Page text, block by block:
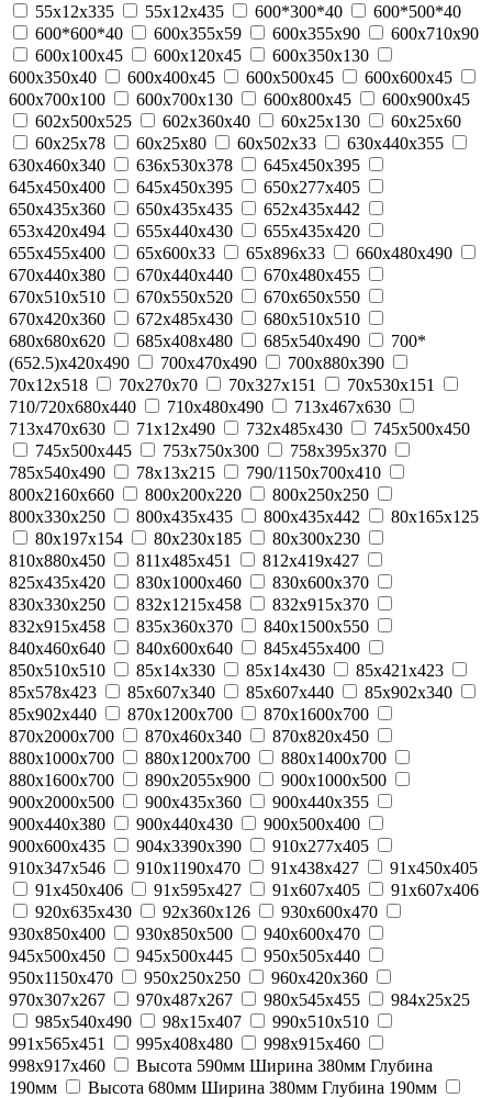
55x12x335
55x12x435 600*300*40
600*500*40
600*600*40
600x355x59 600x355x90
600x710x90
600х100х45
600х120х45
600х350х130
600х350х40
600х400х45 600х500х45
600х600х45
600х700х100
600х700х130 600х800х45
600х900х45
602x500x525
602х360х40 60x25x130
60x25x60
60x25x78
60x25x80 60x502x33
630x440x355
630x460x340
636x530x378
645x450x395
645x450x400
645х450х395
650x277x405
650x435x360
650х435х435
652х435х442
653x420x494
655x440x430
655х435х420
655х455х400
65x600x33 65x896x33
660x480x490
670x440x380
670x440x440
670x480x455
670x510x510
670x550x520
670x650x550
670х420х360
672x485x430
680x510x510
680x680x620
685x408x480 685х540х490
700*
(652.5)x420x490
700x470x490
700х880х390
70x12x518
70x270x70 70x327x151
70x530x151
710/720x680x440
710x480x490
713x467x630
713x470x630
71x12x490 732x485x430
745x500x450
745х500х445
753x750x300
758х395х370
785х540х490
78x13x215
790/1150x700x410
800x2160x660
800х200х220
800х250х250
800х330х250
800х435х435 800х435х442
80x165x125
80x197x154
80x230x185
80x300x230
810x880x450
811x485x451
812x419x427
825х435х420
830x1000x460
830x600x370
830х330х250
832x1215x458
832x915x370
832x915x458
835х360х370
840x1500x550
840x460x640
840x600x640
845х455х400
850x510x510
85x14x330 85x14x430
85x421x423
85x578x423
85x607x340 85x607x440
85x902x340
85x902x440
870x1200x700
870x1600x700
870x2000x700
870x460x340
870x820x450
880x1000x700
880x1200x700
880x1400x700
880x1600x700
890x2055x900
900x1000x500
900x2000x500
900x435x360
900x440x355
900x440x380
900x440x430
900х500х400
900х600х435
904х3390х390
910x277x405
910x347x546
910х1190x470 91x438x427
91x450x405
91x450x406
91x595x427 91x607x405
91x607x406
920x635x430
92x360x126
930x600x470
930x850x400
930x850x500
940x600x470
945x500x450
945х500х445
950x505x440
950х1150x470
950х250х250
960х420х360
970х307х267
970х487х267 980x545x455
984x25x25
985х540х490
98x15x407
990x510x510
991x565x451
995x408x480
998x915x460
998x917x460
Высота 590мм Ширина 380мм Глубина
190мм
Высота 680мм Ширина 380мм Глубина 190мм